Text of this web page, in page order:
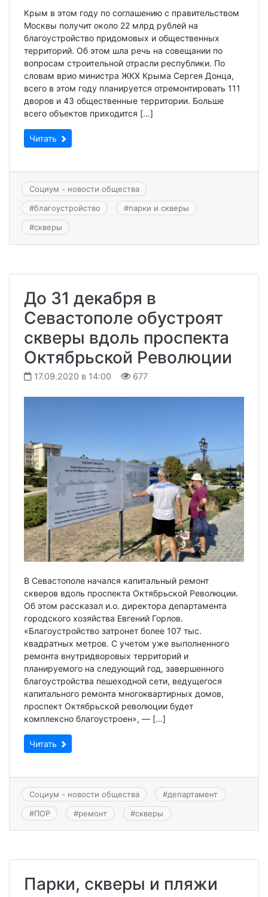
Крым в этом году по соглашению с правительством
Москвы получит около 22 млрд рублей на
благоустройство придомовых и общественных
территорий. Об этом шла речь на совещании по
вопросам строительной отрасли республики. По
словам врио министра ЖКХ Крыма Сергея Донца,
всего в этом году планируется отремонтировать 111
дворов и 43 общественные территории. Больше
всего объектов приходится […]
Читать
Социум - новости общества
#благоустройство #парки и скверы
#скверы
До 31 декабря в
Севастополе обустроят
скверы вдоль проспекта
Октябрьской Революции
17.09.2020 в 14:00 677
В Севастополе начался капитальный ремонт
скверов вдоль проспекта Октябрьской Революции.
Об этом рассказал и.о. директора департамента
городского хозяйства Евгений Горлов.
«Благоустройство затронет более 107 тыс.
квадратных метров. С учетом уже выполненного
ремонта внутридворовых территорий и
планируемого на следующий год, завершенного
благоустройства пешеходной сети, ведущегося
капитального ремонта многоквартирных домов,
проспект Октябрьской революции будет
комплексно благоустроен», — […]
Читать
Социум - новости общества #департамент
#ПОР #ремонт #скверы
Парки, скверы и пляжи